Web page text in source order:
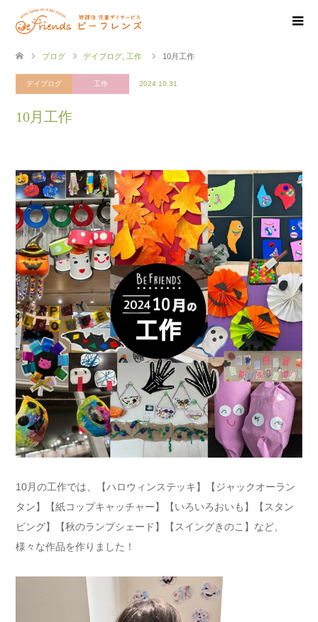
ブログ デイブログ 工作 10月工作
デイブログ 工作 2024.10.31
10月工作
10月の工作では、【ハロウィンステッキ】【ジャックオーラン
タン】【紙コップキャッチャー】【いろいろおいも】【スタン
ピング】【秋のランプシェード】【スイングきのこ】など、
様々な作品を作りました！